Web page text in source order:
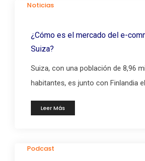
Noticias
¿Cómo es el mercado del e-
Suiza?
Suiza, con una población de 8,96
habitantes, es junto con Finlandia el
Leer Más
Podcast